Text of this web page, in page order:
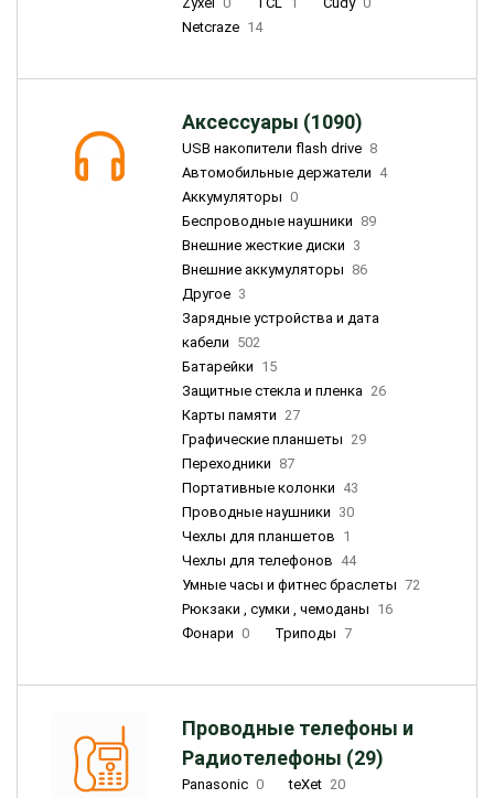
Netcraze 14
Аксессуары (1090)
USB накопители flash drive 8
Автомобильные держатели 4
Аккумуляторы 0
Беспроводные наушники 89
Внешние жесткие диски 3
Внешние аккумуляторы 86
Другое 3
Зарядные устройства и дата
кабели 502
Батарейки 15
Защитные стекла и пленка 26
Карты памяти 27
Графические планшеты 29
Переходники 87
Портативные колонки 43
Проводные наушники 30
Чехлы для планшетов 1
Чехлы для телефонов 44
Умные часы и фитнес браслеты 72
Рюкзаки , сумки , чемоданы 16
Фонари 0 Триподы 7
Проводные телефоны и
Радиотелефоны (29)
Panasonic 0 teXet 20